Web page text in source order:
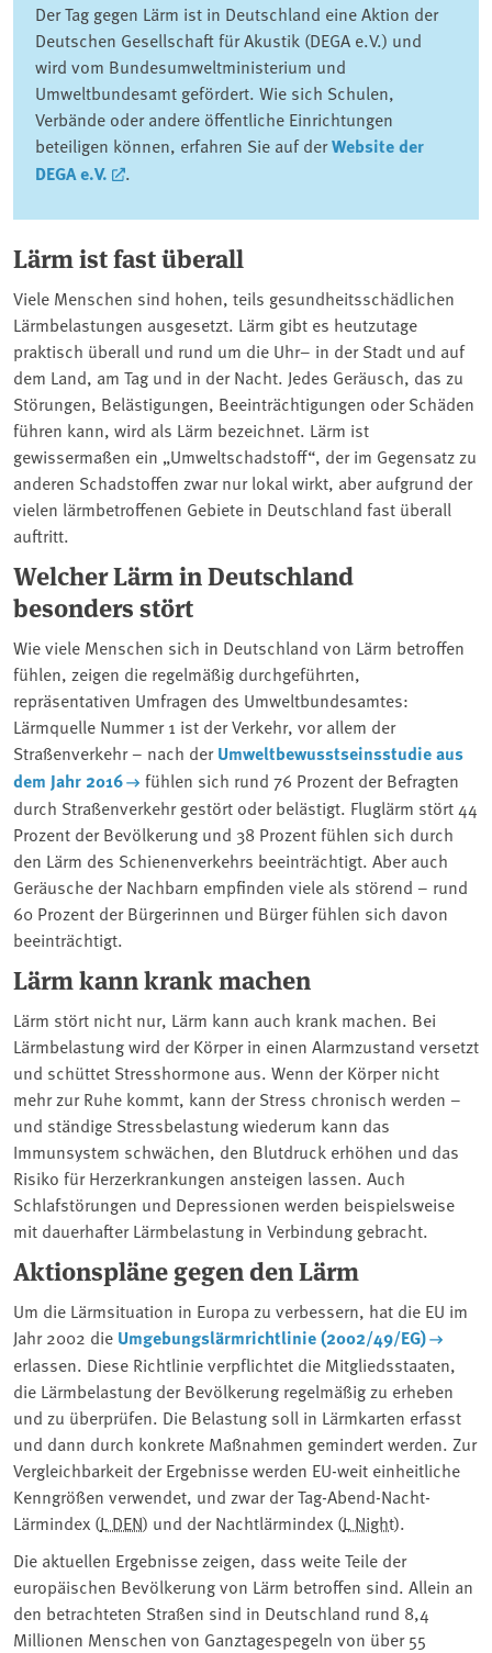
Der Tag gegen Lärm ist in Deutschland eine Aktion der
Deutschen Gesellschaft für Akustik (DEGA e.V.) und
wird vom Bundesumweltministerium und
Umweltbundesamt gefördert. Wie sich Schulen,
Verbände oder andere öffentliche Einrichtungen
beteiligen können, erfahren Sie auf derWebsite der
DEGA e.V.
.
Lärm ist fast überall
Viele Menschen sind hohen, teils gesundheitsschädlichen
Lärmbelastungen ausgesetzt. Lärm gibt es heutzutage
praktisch überall und rund um die Uhr– in der Stadt und auf
dem Land, am Tag und in der Nacht. Jedes Geräusch, das zu
Störungen, Belästigungen, Beeinträchtigungen oder Schäden
führen kann, wird als Lärm bezeichnet. Lärm ist
gewissermaßen ein „Umweltschadstoff“, der im Gegensatz zu
anderen Schadstoffen zwar nur lokal wirkt, aber aufgrund der
vielen lärmbetroffenen Gebiete in Deutschland fast überall
auftritt.
Welcher Lärm in Deutschland
besonders stört
Wie viele Menschen sich in Deutschland von Lärm betroffen
fühlen, zeigen die regelmäßig durchgeführten,
repräsentativen Umfragen des Umweltbundesamtes:
Lärmquelle Nummer 1 ist der Verkehr, vor allem der
Straßenverkehr – nach derUmweltbewusstseinsstudie aus
dem Jahr 2016
fühlen sich rund 76 Prozent der Befragten
durch Straßenverkehr gestört oder belästigt. Fluglärm stört 44
Prozent der Bevölkerung und 38 Prozent fühlen sich durch
den Lärm des Schienenverkehrs beeinträchtigt. Aber auch
Geräusche der Nachbarn empfinden viele als störend – rund
60 Prozent der Bürgerinnen und Bürger fühlen sich davon
beeinträchtigt.
Lärm kann krank machen
Lärm stört nicht nur, Lärm kann auch krank machen. Bei
Lärmbelastung wird der Körper in einen Alarmzustand versetzt
und schüttet Stresshormone aus. Wenn der Körper nicht
mehr zur Ruhe kommt, kann der Stress chronisch werden –
und ständige Stressbelastung wiederum kann das
Immunsystem schwächen, den Blutdruck erhöhen und das
Risiko für Herzerkrankungen ansteigen lassen. Auch
Schlafstörungen und Depressionen werden beispielsweise
mit dauerhafter Lärmbelastung in Verbindung gebracht.
Aktionspläne gegen den Lärm
Um die Lärmsituation in Europa zu verbessern, hat die EU im
Jahr 2002 die Umgebungslärmrichtlinie (2002/49/EG)
erlassen. Diese Richtlinie verpflichtet die Mitgliedsstaaten,
die Lärmbelastung der Bevölkerung regelmäßig zu erheben
und zu überprüfen. Die Belastung soll in Lärmkarten erfasst
und dann durch konkrete Maßnahmen gemindert werden. Zur
Vergleichbarkeit der Ergebnisse werden EU-weit einheitliche
Kenngrößen verwendet, und zwar der Tag-Abend-Nacht-
Lärmindex (L DEN) und der Nachtlärmindex (L Night).
Die aktuellen Ergebnisse zeigen, dass weite Teile der
europäischen Bevölkerung von Lärm betroffen sind. Allein an
den betrachteten Straßen sind in Deutschland rund 8,4
Millionen Menschen von Ganztagespegeln von über 55